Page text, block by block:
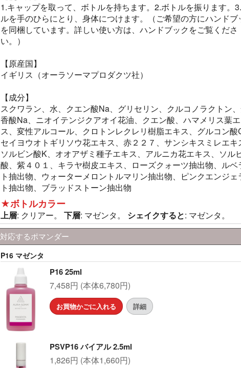
1.キャップを取って、ボトルを持ちます。2.ボトルを振ります。
ルを手のひらにとり、身体につけます。（ご希望の方にハンドブ
を同梱しています。詳しい使い方は、ハンドブックをご覧くださ
い。）
【原産国】
イギリス（オーラソーマプロダクツ社）
【成分】
スクワラン、水、クエン酸Na、グリセリン、クルコノラクトン
香酸Na、ニオイテンジクアオイ花油、クエン酸、ハマメリス葉
ス、変性アルコール、クロトンレクレリ樹脂エキス、グルコン酸
セイヨウオトギリソウ花エキス、赤２２７、サンシキスミレエキ
ソルビン酸K、オオアザミ種子エキス、アルニカ花エキス、ソル
酸、紫４０１、キラヤ樹皮エキス、ローズクォーツ抽出物、ルベ
ト抽出物、ウォーターメロントルマリン抽出物、ピンクエンジェ
ト抽出物、ブラッドストーン抽出物
★ボトルカラー
上層: クリアー。 下層: マゼンタ。 シェイクすると: マゼンタ。
対応するポマンダー
P16 マゼンタ
P16 25ml
7,458円 (本体6,780円)
お買物かごに入れる 詳細
PSVP16 バイアル 2.5ml
1,826円 (本体1,660円)